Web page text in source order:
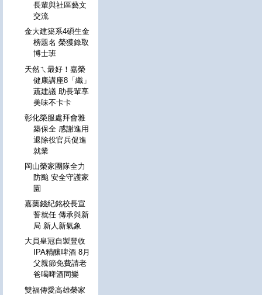
長輩與社區藝文
交流
金大建築系4碩生金
榜題名 榮獲錄取
博士班
天然ㄟ最好！嘉榮
健康講座8「纖」
蔬建議 助長輩享
美味不卡卡
彰化榮服處拜會雅
築保全 感謝進用
退除役官兵促進
就業
岡山榮家團隊全力
防颱 安全守護家
園
嘉藥錢紀銘校長宣
誓就任 傳承與新
局 新人新氣象
大員皇冠自製豐收
IPA精釀啤酒 8月
父親節免費請老
爸喝啤酒同樂
雙福傳愛高雄榮家